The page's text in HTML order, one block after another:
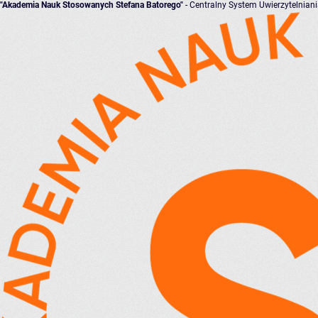
"Akademia Nauk Stosowanych Stefana Batorego" - Centralny System